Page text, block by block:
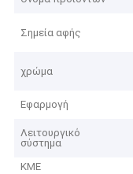
Σημεία αφής
χρώμα
Εφαρμογή
Λειτουργικό
σύστημα
ΚΜΕ